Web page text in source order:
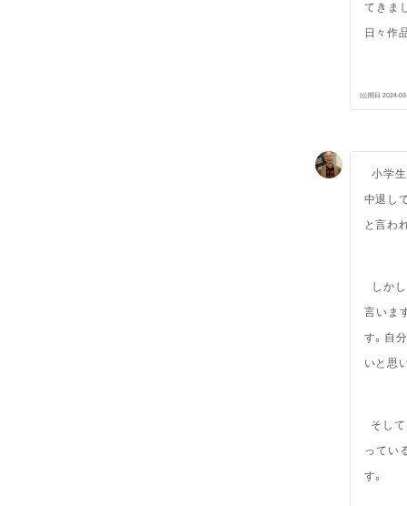
てきま
日々作
(公開日 2024-
小学
中退し
と言わ
しかし
言いま
す。自
いと思
そし
ってい
す。